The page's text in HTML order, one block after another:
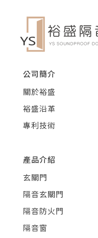
公司簡介
關於裕盛
裕盛沿革
專利技術
產品介紹
玄關門
隔音玄關門
隔音防火門
隔音窗